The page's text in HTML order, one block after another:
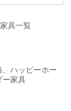
具一覧
ハッピーホー
ー家具